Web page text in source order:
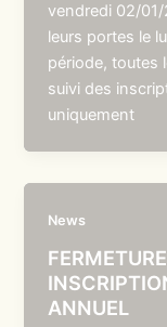
vendredi 02/
leurs portes le
période, toutes
suivi des
uniquement
News
ANNUEL